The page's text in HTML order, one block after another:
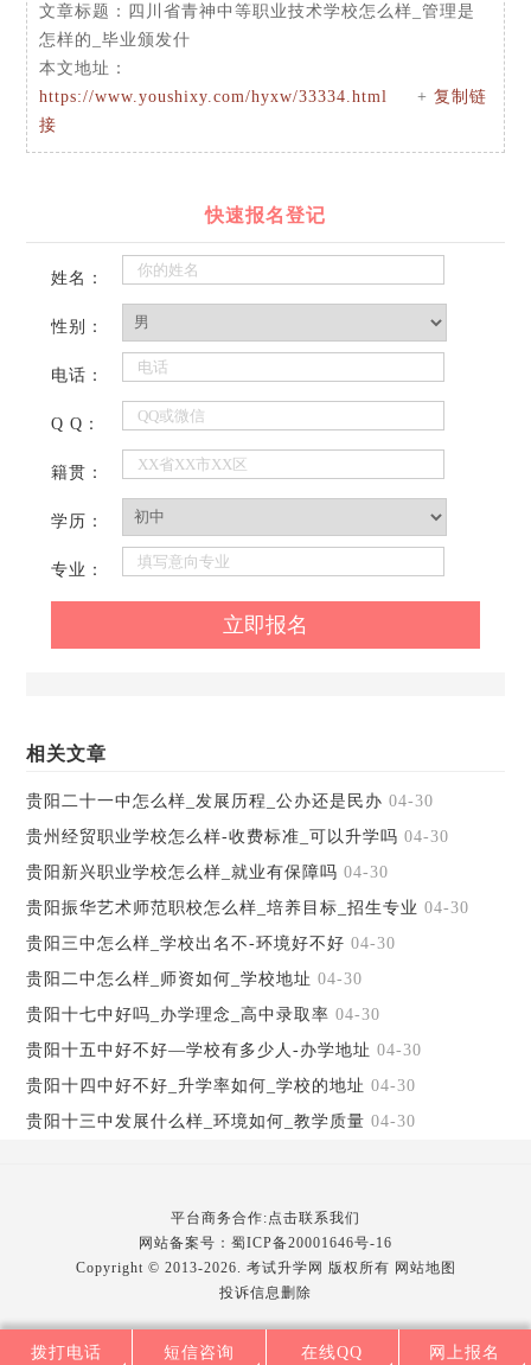
文章标题： 四川省青神中等职业技术学校怎么样_管理是
怎样的_毕业颁发什
本文地址：
https://www.youshixy.com/hyxw/33334.html
+复制链
接
快速报名登记
姓名：
性别：
电话：
Q Q：
籍贯：
学历：
专业：
相关文章
贵阳二十一中怎么样_发展历程_公办还是民办 04-30
贵州经贸职业学校怎么样-收费标准_可以升学吗 04-30
贵阳新兴职业学校怎么样_就业有保障吗 04-30
贵阳振华艺术师范职校怎么样_培养目标_招生专业 04-30
贵阳三中怎么样_学校出名不-环境好不好 04-30
贵阳二中怎么样_师资如何_学校地址 04-30
贵阳十七中好吗_办学理念_高中录取率 04-30
贵阳十五中好不好—学校有多少人-办学地址 04-30
贵阳十四中好不好_升学率如何_学校的地址 04-30
贵阳十三中发展什么样_环境如何_教学质量 04-30
平台商务合作:点击联系我们
网站备案号： 蜀ICP备20001646号-16
Copyright © 2013-2026. 考试升学网 版权所有 网站地图
投诉信息删除
拨打电话 短信咨询 在线QQ 网上报名